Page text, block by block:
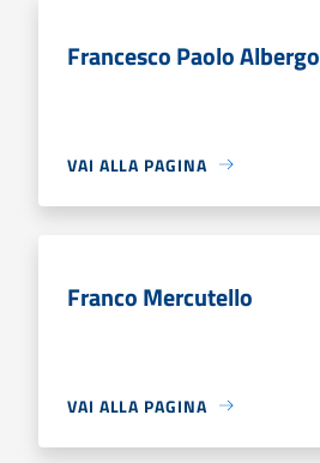
Francesco Paolo Albergo
VAI ALLA PAGINA
Franco Mercutello
VAI ALLA PAGINA